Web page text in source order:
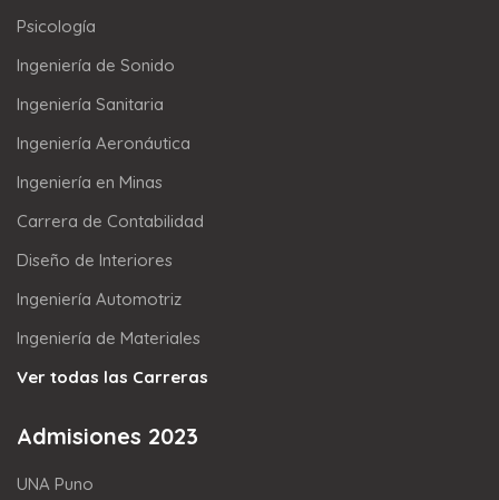
Psicología
Ingeniería de Sonido
Ingeniería Sanitaria
Ingeniería Aeronáutica
Ingeniería en Minas
Carrera de Contabilidad
Diseño de Interiores
Ingeniería Automotriz
Ingeniería de Materiales
Ver todas las Carreras
Admisiones 2023
UNA Puno